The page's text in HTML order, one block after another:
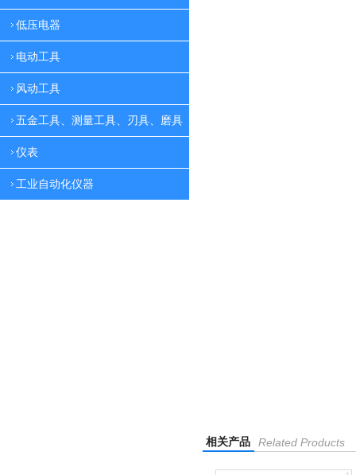
低压电器
电动工具
风动工具
五金工具、测量工具、刃具、磨具
仪表
工业自动化仪器
相关产品 Related Products